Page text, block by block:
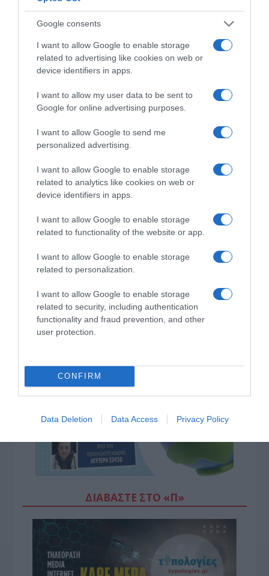
Google consents
I want to allow Google to enable storage
related to advertising like cookies on web or
device identifiers in apps.
I want to allow my user data to be sent to
Google for online advertising purposes.
I want to allow Google to send me
personalized advertising.
I want to allow Google to enable storage
related to analytics like cookies on web or
device identifiers in apps.
I want to allow Google to enable storage
related to functionality of the website or app.
I want to allow Google to enable storage
related to personalization.
I want to allow Google to enable storage
related to security, including authentication
functionality and fraud prevention, and other
user protection.
CONFIRM
Data Deletion Data Access Privacy Policy
ΔΙΑΒΆΣΤΕ ΣΤΟ «Π»